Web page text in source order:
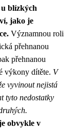
blízkých
jako je
Významnou roli
přehnanou
přehnanou
výkony dítěte. V
vyvinout nejistá
tyto nedostatky
obvykle v